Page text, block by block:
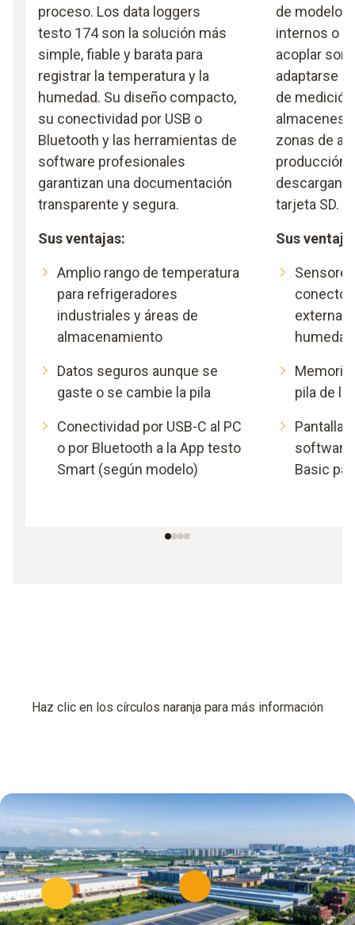
proceso. Los data loggers
testo 174 son la solución más
simple, fiable y barata para
registrar la temperatura y la
humedad. Su diseño compacto,
su conectividad por USB o
Bluetooth y las herramientas de
software profesionales
garantizan una documentación
transparente y segura.
Sus ventajas:
Amplio rango de temperatura
para refrigeradores
industriales y áreas de
almacenamiento
Datos seguros aunque se
gaste o se cambie la pila
Conectividad por USB-C al PC
o por Bluetooth a la App testo
Smart (según modelo)
de
internos o
acoplar
adaptarse a
de
almacenes,
zonas de
producción.
descargan
tarjeta SD.
Sus
externas
humedad
Memoria
pila de
Pantalla
software
Basic
Haz clic en los círculos naranja para más información